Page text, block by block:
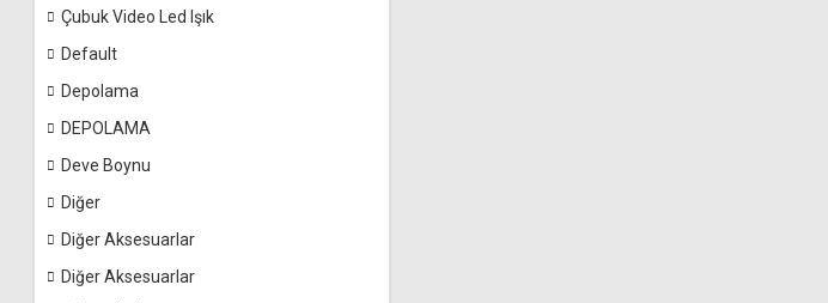
Çubuk Video Led Işık
Default
Depolama
DEPOLAMA
Deve Boynu
Diğer
Diğer Aksesuarlar
Diğer Aksesuarlar